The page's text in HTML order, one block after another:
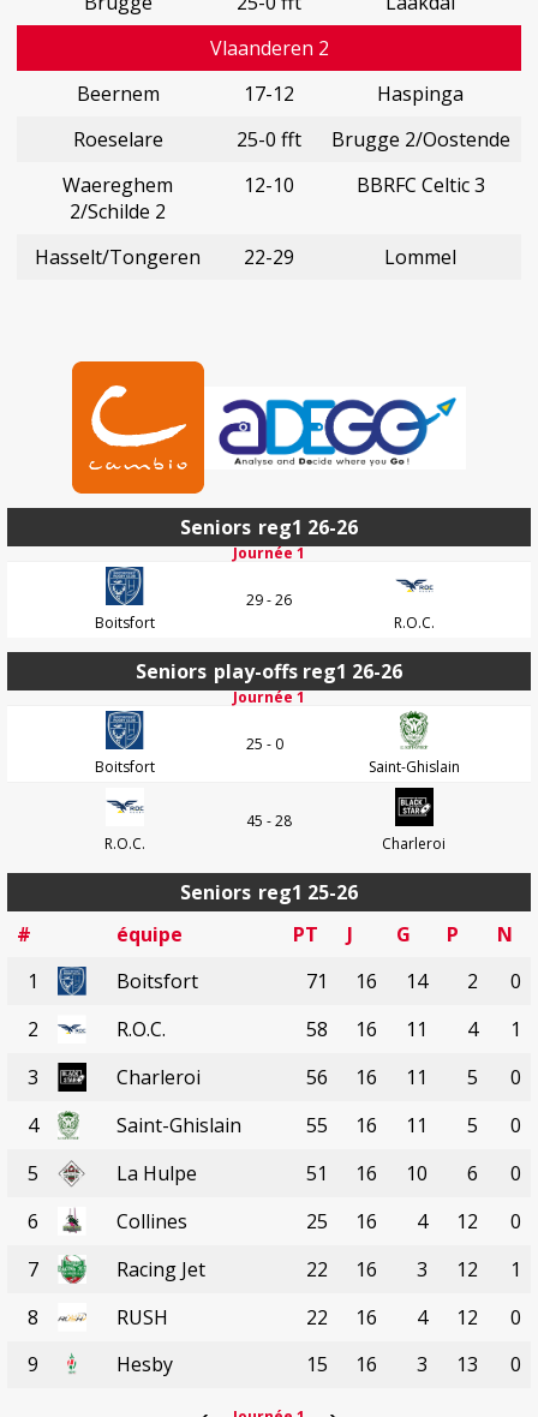
Vlaanderen 2
Beernem
17-12
Haspinga
Roeselare
25-0 fft
Brugge 2/Oostende
Waereghem
2/Schilde 2
12-10 BBRFC Celtic 3
Hasselt/Tongeren 22-29 Lommel
Seniors reg1 26-26
Journée 1
Boitsfort
29 - 26
R.O.C.
Seniors play-offs reg1 26-26
Journée 1
Boitsfort
25 - 0
Saint-Ghislain
R.O.C.
45 - 28
Charleroi
Seniors reg1 25-26
#
équipe PT J G P
N
1
Boitsfort 71 16 14 2
0
2
R.O.C. 58 16 11 4
1
3
Charleroi 56 16 11 5
0
4
Saint-Ghislain 55 16 11 5
0
5
La Hulpe 51 16 10 6
0
6
Collines 25 16 4 12
0
7
Racing Jet 22 16 3 12
1
8
RUSH 22 16 4 12
0
9
Hesby 15 16 3 13 0